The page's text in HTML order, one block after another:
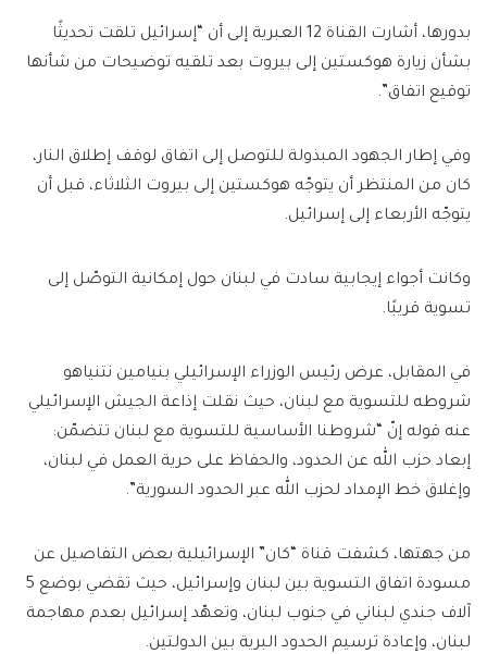
بدورها، أشارت القناة 12 العبرية إلى أن “إسرائيل تلقت تحديثًا
بشأن زيارة هوكستين إلى بيروت بعد تلقيه توضيحات من شأنها
توقيع اتفاق”.
وفي إطار الجهود المبذولة للتوصل إلى اتفاق لوقف إطلاق النار،
كان من المنتظر أن يتوجّه هوكستين إلى بيروت الثلاثاء، قبل أن
يتوجّه الأربعاء إلى إسرائيل.
وكانت أجواء إيجابية سادت في لبنان حول إمكانية التوصّل إلى
تسوية قريبًا.
في المقابل، عرض رئيس الوزراء الإسرائيلي بنيامين نتنياهو
شروطه للتسوية مع لبنان، حيث نقلت إذاعة الجيش الإسرائيلي
عنه قوله إنّ “شروطنا الأساسية للتسوية مع لبنان تتضمّن:
إبعاد حزب الله عن الحدود، والحفاظ على حرية العمل في لبنان،
وإغلاق خط الإمداد لحزب الله عبر الحدود السورية”.
من جهتها، كشفت قناة “كان” الإسرائيلية بعض التفاصيل عن
مسودة اتفاق التسوية بين لبنان وإسرائيل، حيث تقضي بوضع 5
آلاف جندي لبناني في جنوب لبنان، وتعهّد إسرائيل بعدم مهاجمة
لبنان، وإعادة ترسيم الحدود البرية بين الدولتين.